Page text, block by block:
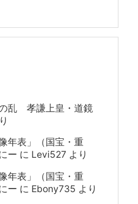
乱 孝謙上皇・道鏡
年表」（国宝・重
ー に Levi527 より
年表」（国宝・重
ー に Ebony735 より